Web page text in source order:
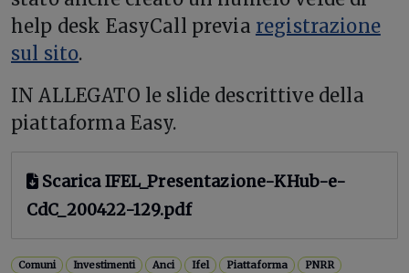
help desk EasyCall previa registrazione
sul sito.
IN ALLEGATO le slide descrittive della
piattaforma Easy.
Scarica IFEL_Presentazione-KHub-e-
CdC_200422-129.pdf
Comuni Investimenti Anci Ifel Piattaforma
PNRR